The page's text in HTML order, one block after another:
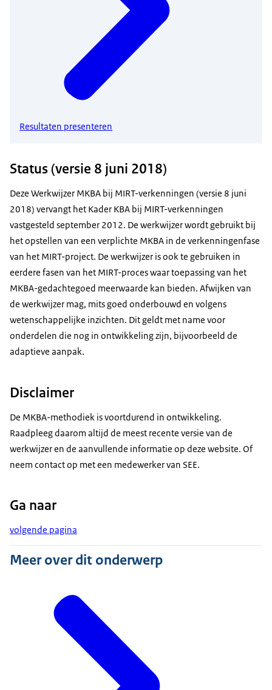
Resultaten presenteren
Status (versie 8 juni 2018)
Deze Werkwijzer MKBA bij MIRT-verkenningen (versie 8 juni
2018) vervangt het Kader KBA bij MIRT-verkenningen
vastgesteld september 2012. De werkwijzer wordt gebruikt bij
het opstellen van een verplichte MKBA in de verkenningenfase
van het MIRT-project. De werkwijzer is ook te gebruiken in
eerdere fasen van het MIRT-proces waar toepassing van het
MKBA-gedachtegoed meerwaarde kan bieden. Afwijken van
de werkwijzer mag, mits goed onderbouwd en volgens
wetenschappelijke inzichten. Dit geldt met name voor
onderdelen die nog in ontwikkeling zijn, bijvoorbeeld de
adaptieve aanpak.
Disclaimer
De MKBA-methodiek is voortdurend in ontwikkeling.
Raadpleeg daarom altijd de meest recente versie van de
werkwijzer en de aanvullende informatie op deze website. Of
neem contact op met een medewerker van SEE.
Ga naar
volgende pagina
Meer over dit onderwerp